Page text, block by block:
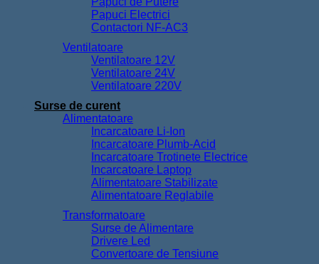
Papuci Electrici
Contactori NF-AC3
Ventilatoare
Ventilatoare 12V
Ventilatoare 24V
Ventilatoare 220V
Surse de curent
Alimentatoare
Incarcatoare Li-Ion
Incarcatoare Plumb-Acid
Incarcatoare Trotinete Electrice
Incarcatoare Laptop
Alimentatoare Stabilizate
Alimentatoare Reglabile
Transformatoare
Surse de Alimentare
Drivere Led
Convertoare de Tensiune